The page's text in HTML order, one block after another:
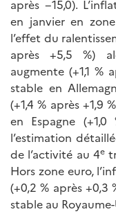
après −15,0).
en janvier en
l’effet du
après +5,5 %)
augmente (+1,1 %
stable en
(+1,4 % après +1,9
en Espagne
l’estimation
de l’activité au 4e
Hors zone euro,
(+0,2 % après
stable au